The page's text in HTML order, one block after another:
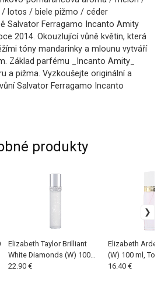
/ lotos / biele pižmo / céder
Salvator Ferragamo Incanto Amity
2014. Okouzlující vůně květin, která
tóny mandarinky a mlounu vytváří
Základ parfému _Incanto Amity_
a pižma. Vyzkoušejte originální a
Salvator Ferragamo Incanto
produkty
Elizabeth Taylor Brilliant
White Diamonds (W) 100
ml, Toaletná voda
22.90 €
Elizabeth
(W) 100 ml,
16.40 €